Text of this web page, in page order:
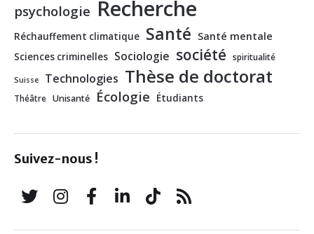
psychologie Recherche
Réchauffement climatique Santé Santé mentale
Sciences criminelles Sociologie société spiritualité
Suisse Technologies Thèse de doctorat
Théâtre Unisanté Écologie Étudiants
Suivez-nous !